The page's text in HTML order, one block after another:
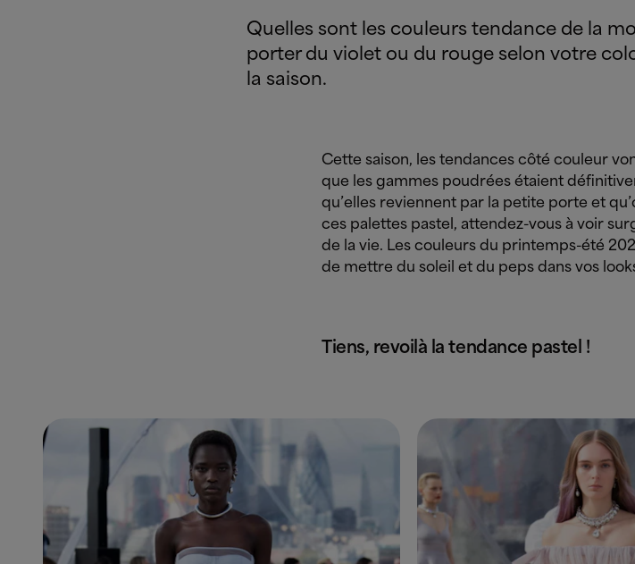
Quelles sont les couleurs tendance de la
porter du violet ou du rouge selon votre
la saison.
Cette saison, les tendances côté couleur
que les gammes poudrées étaient
qu’elles reviennent par la petite porte et
ces palettes pastel, attendez-vous à voir
de la vie. Les couleurs du printemps-été
de mettre du soleil et du peps dans vos
Tiens, revoilà la tendance pastel !